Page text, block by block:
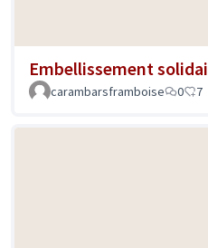
Embellissement
carambarsframboise
0 7